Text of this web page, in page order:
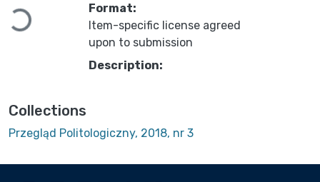
Loading...
Format:
Item-specific license agreed
upon to submission
Description:
Collections
Przegląd Politologiczny, 2018, nr 3